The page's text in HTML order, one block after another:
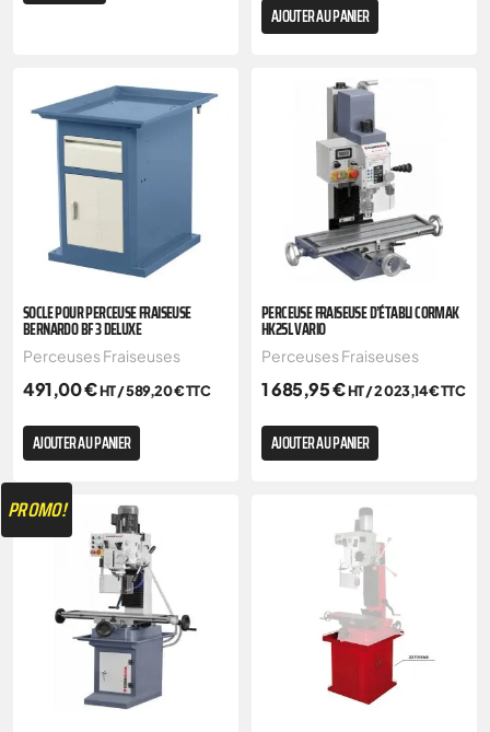
AJOUTER AU PANIER
SOCLE POUR PERCEUSE FRAISEUSE
BERNARDO BF 3 DELUXE
Perceuses Fraiseuses
491,00€HT /589,20€TTC
AJOUTER AU PANIER
PERCEUSE FRAISEUSE D’ÉTABLI CORMAK
HK25L VARIO
Perceuses Fraiseuses
1 685,95€HT /2 023,14€TTC
AJOUTER AU PANIER
PROMO!